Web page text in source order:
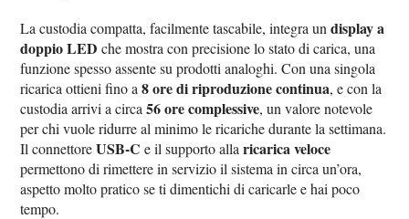
La custodia compatta, facilmente tascabile, integra undisplay a
doppio LED che mostra con precisione lo stato di carica, una
funzione spesso assente su prodotti analoghi. Con una singola
ricarica ottieni fino a8 ore di riproduzione continua, e con la
custodia arrivi a circa56 ore complessive, un valore notevole
per chi vuole ridurre al minimo le ricariche durante la settimana.
Il connettoreUSB-C e il supporto allaricarica veloce
permettono di rimettere in servizio il sistema in circa un’ora,
aspetto molto pratico se ti dimentichi di caricarle e hai poco
tempo.